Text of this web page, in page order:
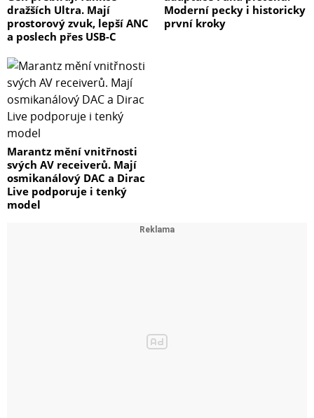
dražších Ultra. Mají
prostorový zvuk, lepší ANC
a poslech přes USB-C
Moderní pecky i historicky
první kroky
Marantz mění vnitřnosti
svých AV receiverů. Mají
osmikanálový DAC a Dirac
Live podporuje i tenký
model